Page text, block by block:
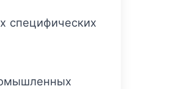
специфических